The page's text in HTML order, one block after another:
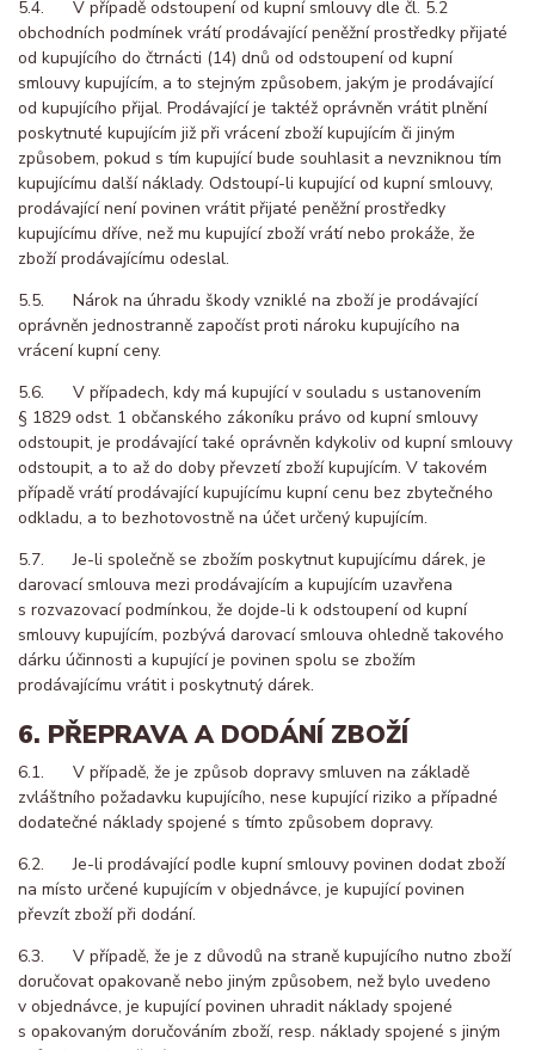
5.4. V případě odstoupení od kupní smlouvy dle čl. 5.2
obchodních podmínek vrátí prodávající peněžní prostředky přijaté
od kupujícího do čtrnácti (14) dnů od odstoupení od kupní
smlouvy kupujícím, a to stejným způsobem, jakým je prodávající
od kupujícího přijal. Prodávající je taktéž oprávněn vrátit plnění
poskytnuté kupujícím již při vrácení zboží kupujícím či jiným
způsobem, pokud s tím kupující bude souhlasit a nevzniknou tím
kupujícímu další náklady. Odstoupí-li kupující od kupní smlouvy,
prodávající není povinen vrátit přijaté peněžní prostředky
kupujícímu dříve, než mu kupující zboží vrátí nebo prokáže, že
zboží prodávajícímu odeslal.
5.5. Nárok na úhradu škody vzniklé na zboží je prodávající
oprávněn jednostranně započíst proti nároku kupujícího na
vrácení kupní ceny.
5.6. V případech, kdy má kupující v souladu s ustanovením
§ 1829 odst. 1 občanského zákoníku právo od kupní smlouvy
odstoupit, je prodávající také oprávněn kdykoliv od kupní smlouvy
odstoupit, a to až do doby převzetí zboží kupujícím. V takovém
případě vrátí prodávající kupujícímu kupní cenu bez zbytečného
odkladu, a to bezhotovostně na účet určený kupujícím.
5.7. Je-li společně se zbožím poskytnut kupujícímu dárek, je
darovací smlouva mezi prodávajícím a kupujícím uzavřena
s rozvazovací podmínkou, že dojde-li k odstoupení od kupní
smlouvy kupujícím, pozbývá darovací smlouva ohledně takového
dárku účinnosti a kupující je povinen spolu se zbožím
prodávajícímu vrátit i poskytnutý dárek.
6. PŘEPRAVA A DODÁNÍ ZBOŽÍ
6.1. V případě, že je způsob dopravy smluven na základě
zvláštního požadavku kupujícího, nese kupující riziko a případné
dodatečné náklady spojené s tímto způsobem dopravy.
6.2. Je-li prodávající podle kupní smlouvy povinen dodat zboží
na místo určené kupujícím v objednávce, je kupující povinen
převzít zboží při dodání.
6.3. V případě, že je z důvodů na straně kupujícího nutno zboží
doručovat opakovaně nebo jiným způsobem, než bylo uvedeno
v objednávce, je kupující povinen uhradit náklady spojené
s opakovaným doručováním zboží, resp. náklady spojené s jiným